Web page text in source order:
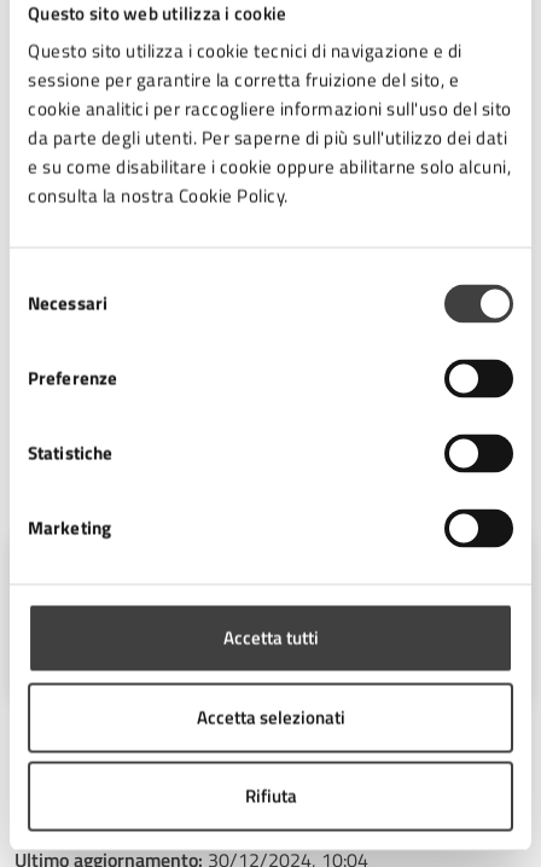
Questo sito web utilizza i cookie
Questo sito utilizza i cookie tecnici di navigazione e di
sessione per garantire la corretta fruizione del sito, e
cookie analitici per raccogliere informazioni sull'uso del sito
da parte degli utenti. Per saperne di più sull'utilizzo dei dati
e su come disabilitare i cookie oppure abilitarne solo alcuni,
consulta la nostra Cookie Policy.
delNecessari
Preferenze
Statistiche
Marketing
Accetta tutti
Accetta selezionati
Rifiuta
Laboratori e iniziative per bambini proposti
all'interno della rete Con.te.sto. e negli
immobili di Spazio Comune
Scopri il programma!
Fiera del Saldo
Piazza del Popolo 10, Cesena (FC),
Ultimo aggiornamento:30/12/2024, 10:04